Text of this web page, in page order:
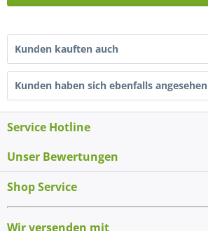
Kunden kauften auch
Kunden haben sich ebenfalls angesehen
Service Hotline
Unser Bewertungen
Shop Service
Wir versenden mit